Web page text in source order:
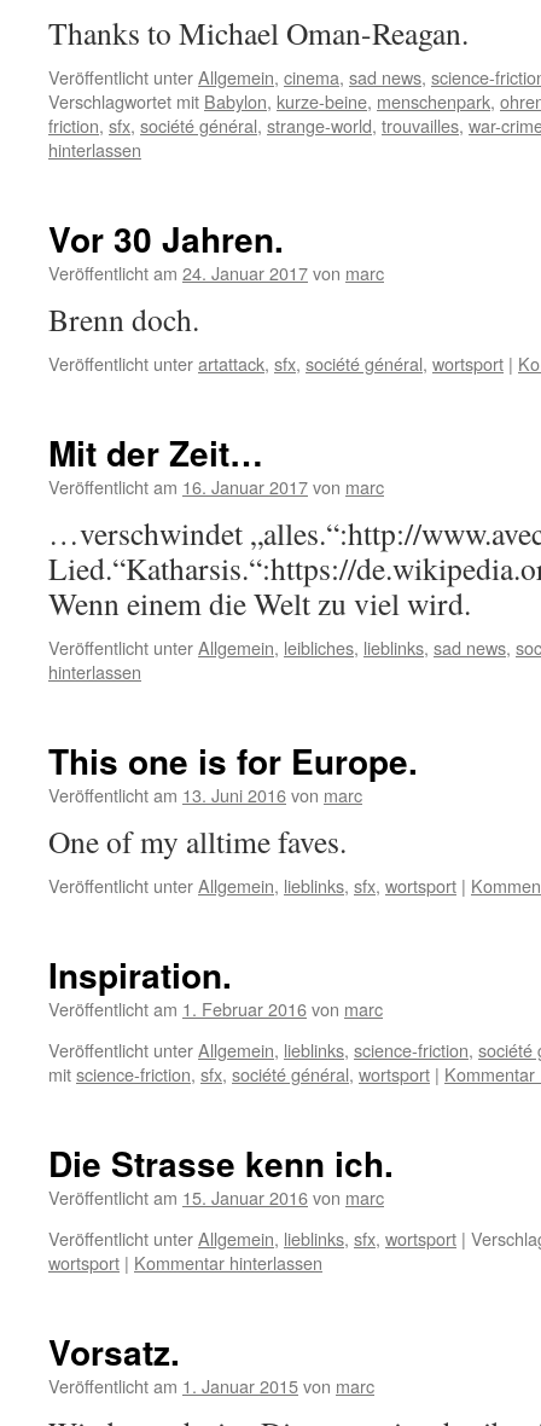
Thanks to Michael Oman-Reagan.
Veröffentlicht unterAllgemein, cinema, sad news, science-
Verschlagwortet mit Babylon, kurze-beine, menschenpark,
friction, sfx, société général, strange-world, trouvailles, war-
hinterlassen
Vor 30 Jahren.
Veröffentlicht am 24. Januar 2017von marc
Brenn doch.
Veröffentlicht unterartattack, sfx, société général, wortsport |
Mit der Zeit…
Veröffentlicht am 16. Januar 2017von marc
…verschwindet „alles.“:http://
Lied.“Katharsis.“:https://
Wenn einem die Welt zu viel wird.
Veröffentlicht unterAllgemein, leibliches, lieblinks, sad news,
hinterlassen
This one is for Europe.
Veröffentlicht am 13. Juni 2016von marc
One of my alltime faves.
Veröffentlicht unterAllgemein, lieblinks, sfx, wortsport |
Inspiration.
Veröffentlicht am 1. Februar 2016von marc
Veröffentlicht unterAllgemein, lieblinks, science-friction, société
mitscience-friction, sfx, société général, wortsport | Kommentar
Die Strasse kenn ich.
Veröffentlicht am 15. Januar 2016von marc
Veröffentlicht unterAllgemein, lieblinks, sfx, wortsport |
wortsport | Kommentar hinterlassen
Vorsatz.
Veröffentlicht am 1. Januar 2015von marc